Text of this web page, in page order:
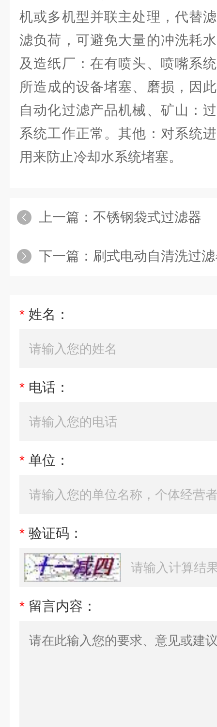
机或多机型并联主处理，代替
滤负荷，可避免大量的冲洗耗
及造纸厂：在有喷头、喷嘴系
所造成的设备堵塞、磨损，因
自动化过滤产品机械、矿山：
系统工作正常。其他：对系统
用来防止冷却水系统堵塞。
上一篇： 不锈钢袋式过滤器
下一篇： 刷式电动自清洗过
* 姓名：
* 电话：
* 单位：
* 验证码：
* 留言内容：